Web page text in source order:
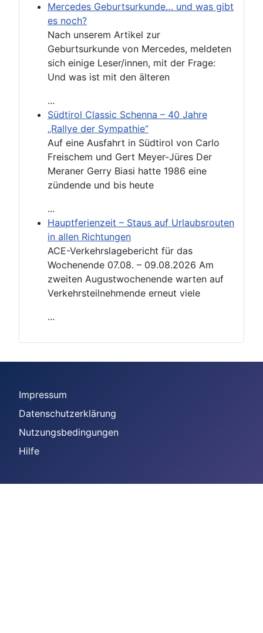
Mercedes Geburtsurkunde… und was gibt
es noch?
Nach unserem Artikel zur
Geburtsurkunde von Mercedes, meldeten
sich einige Leser/innen, mit der Frage:
Und was ist mit den älteren
...
Südtirol Classic Schenna – 40 Jahre
„Rallye der Sympathie“
Auf eine Ausfahrt in Südtirol von Carlo
Freischem und Gert Meyer-Jüres Der
Meraner Gerry Biasi hatte 1986 eine
zündende und bis heute
...
Hauptferienzeit – Staus auf Urlaubsrouten
in allen Richtungen
ACE-Verkehrslagebericht für das
Wochenende 07.08. – 09.08.2026 Am
zweiten Augustwochenende warten auf
Verkehrsteilnehmende erneut viele
...
Impressum
Datenschutzerklärung
Nutzungsbedingungen
Hilfe